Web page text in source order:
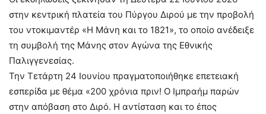
στην κεντρική πλατεία του Πύργου Διρού με την προβολή
του ντοκιμαντέρ «Η Μάνη και το 1821», το οποίο ανέδειξε
τη συμβολή της Μάνης στον Αγώνα της Εθνικής
Παλιγγενεσίας.
Την Τετάρτη 24 Ιουνίου πραγματοποιήθηκε επετειακή
εσπερίδα με θέμα «200 χρόνια πριν! Ο Ιμπραήμ παρών
στην απόβαση στο Διρό. Η αντίσταση και το έπος